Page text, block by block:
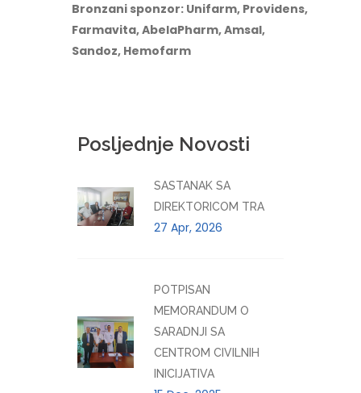
Bronzani sponzor: Unifarm, Providens,
Farmavita, AbelaPharm, Amsal,
Sandoz, Hemofarm
Posljednje Novosti
SASTANAK SA
DIREKTORICOM TRA
27 Apr, 2026
POTPISAN
MEMORANDUM O
SARADNJI SA
CENTROM CIVILNIH
INICIJATIVA